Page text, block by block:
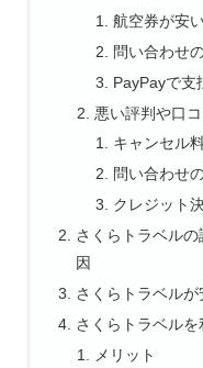
航空券が安
問い合わせ
PayPayで支
悪い評判や口コ
キャンセル
問い合わせ
クレジット
さくらトラベル
因
さくらトラベルが
さくらトラベル
メリット